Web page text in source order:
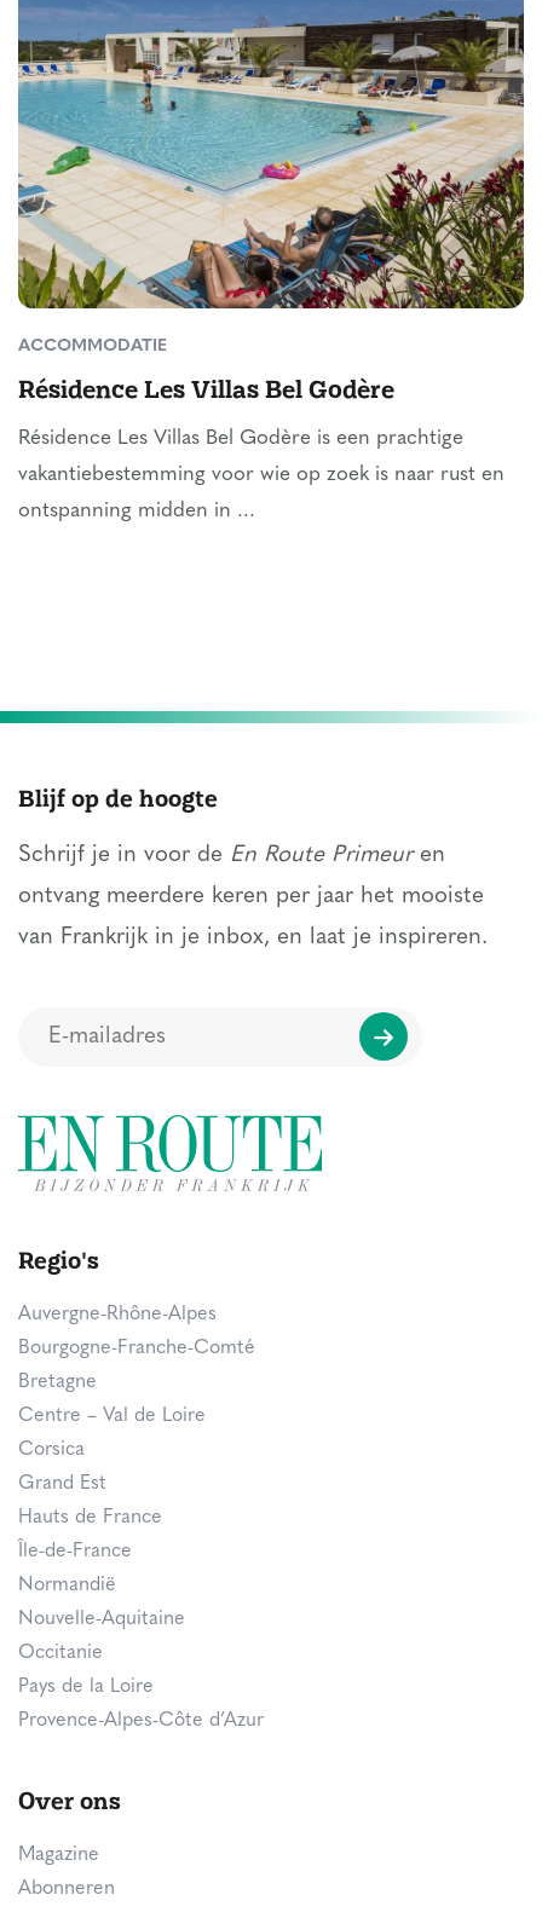
ACCOMMODATIE
Résidence Les Villas Bel Godère
Résidence Les Villas Bel Godère is een prachtige
vakantiebestemming voor wie op zoek is naar rust en
ontspanning midden in ...
Blijf op de hoogte
Schrijf je in voor de En Route Primeuren
ontvang meerdere keren per jaar het mooiste
van Frankrijk in je inbox, en laat je inspireren.
Regio's
Auvergne-Rhône-Alpes
Bourgogne-Franche-Comté
Bretagne
Centre – Val de Loire
Corsica
Grand Est
Hauts de France
Île-de-France
Normandië
Nouvelle-Aquitaine
Occitanie
Pays de la Loire
Provence-Alpes-Côte d’Azur
Over ons
Magazine
Abonneren